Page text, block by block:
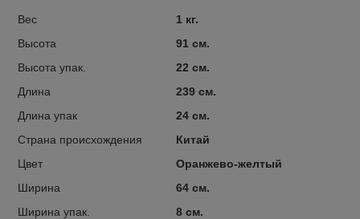
Вес
1 кг.
Высота
91 см.
Высота упак.
22 см.
Длина
239 см.
Длина упак
24 см.
Страна происхождения
Китай
Цвет
Оранжево-желтый
Ширина
64 см.
Ширина упак.
8 см.